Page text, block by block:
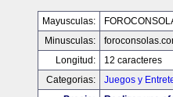
Mayusculas:
Minusculas:
Longitud:
12 caracteres
Categorias:
Juegos y